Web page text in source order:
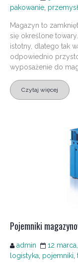
pakowanie, przemysł
Magazyn to
się określone
istotny, dlatego tak
odpowiednio
wyposażenie do
Czytaj więcej
Pojemniki
admin 12
logistyka, pojemniki,